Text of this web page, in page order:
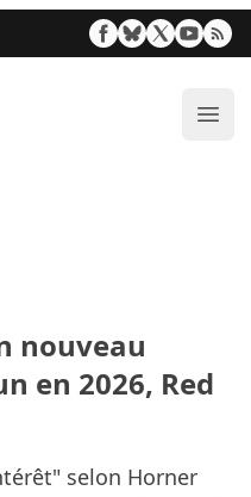
nouveau
en 2026, Red
selon Horner